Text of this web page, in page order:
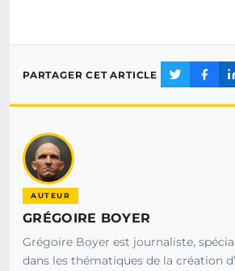
PARTAGER CET ARTICLE
AUTEUR
GRÉGOIRE BOYER
Grégoire Boyer est journaliste,
dans les thématiques de la création